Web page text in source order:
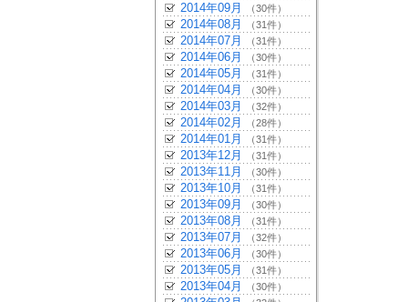
2014年09月 （30件）
2014年08月 （31件）
2014年07月 （31件）
2014年06月 （30件）
2014年05月 （31件）
2014年04月 （30件）
2014年03月 （32件）
2014年02月 （28件）
2014年01月 （31件）
2013年12月 （31件）
2013年11月 （30件）
2013年10月 （31件）
2013年09月 （30件）
2013年08月 （31件）
2013年07月 （32件）
2013年06月 （30件）
2013年05月 （31件）
2013年04月 （30件）